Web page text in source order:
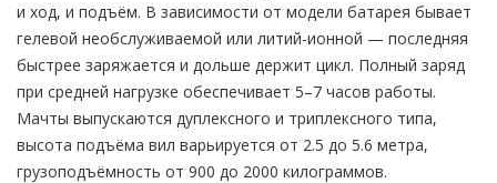
и ход, и подъём. В зависимости от модели батарея бывает
гелевой необслуживаемой или литий-ионной — последняя
быстрее заряжается и дольше держит цикл. Полный заряд
при средней нагрузке обеспечивает 5–7 часов работы.
Мачты выпускаются дуплексного и триплексного типа,
высота подъёма вил варьируется от 2.5 до 5.6 метра,
грузоподъёмность от 900 до 2000 килограммов.